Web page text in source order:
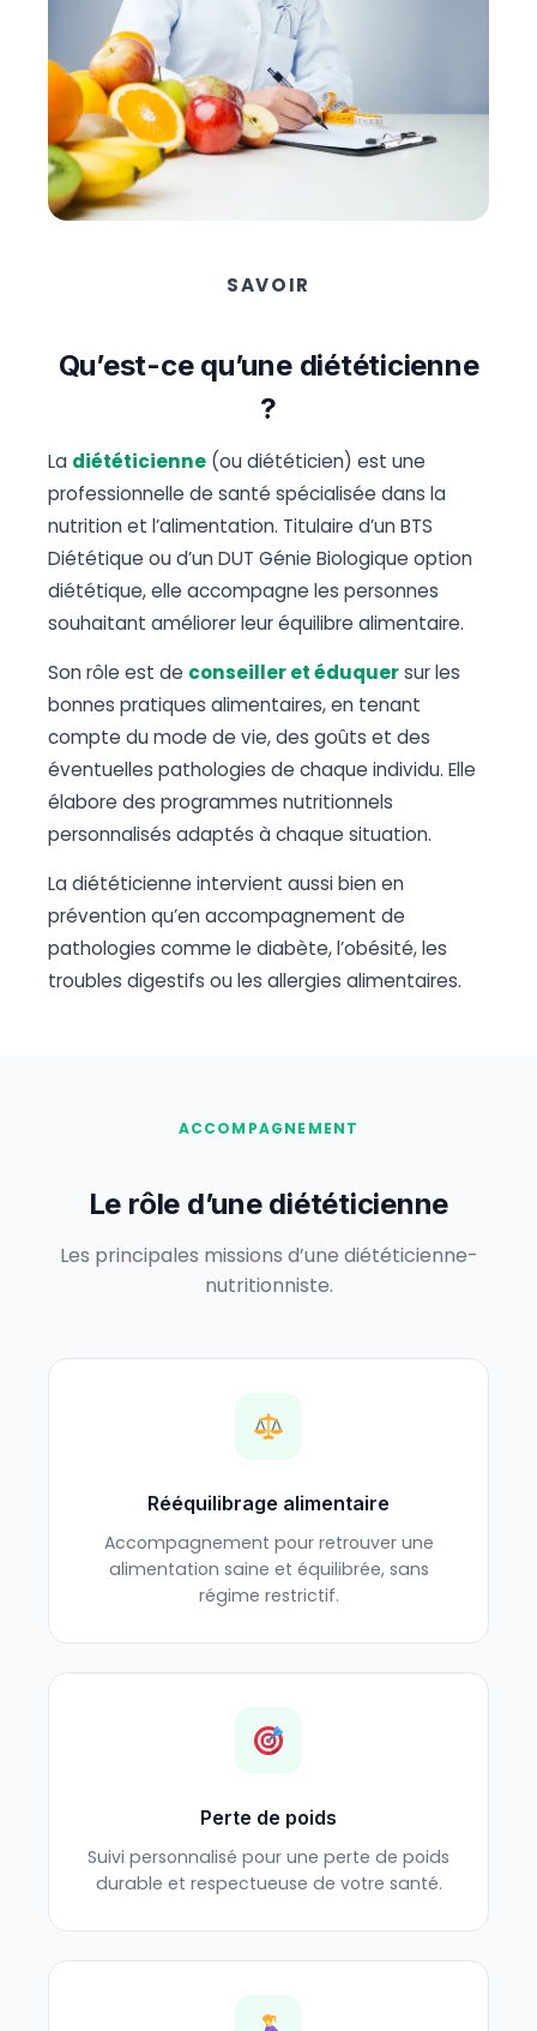
SAVOIR
Qu’est-ce qu’une diététicienne
?
La diététicienne (ou diététicien) est une
professionnelle de santé spécialisée dans la
nutrition et l’alimentation. Titulaire d’un BTS
Diététique ou d’un DUT Génie Biologique option
diététique, elle accompagne les personnes
souhaitant améliorer leur équilibre alimentaire.
Son rôle est de conseiller et éduquersur les
bonnes pratiques alimentaires, en tenant
compte du mode de vie, des goûts et des
éventuelles pathologies de chaque individu. Elle
élabore des programmes nutritionnels
personnalisés adaptés à chaque situation.
La diététicienne intervient aussi bien en
prévention qu’en accompagnement de
pathologies comme le diabète, l’obésité, les
troubles digestifs ou les allergies alimentaires.
ACCOMPAGNEMENT
Le rôle d’une diététicienne
Les principales missions d’une diététicienne-
nutritionniste.
Rééquilibrage alimentaire
Accompagnement pour retrouver une
alimentation saine et équilibrée, sans
régime restrictif.
Perte de poids
Suivi personnalisé pour une perte de poids
durable et respectueuse de votre santé.